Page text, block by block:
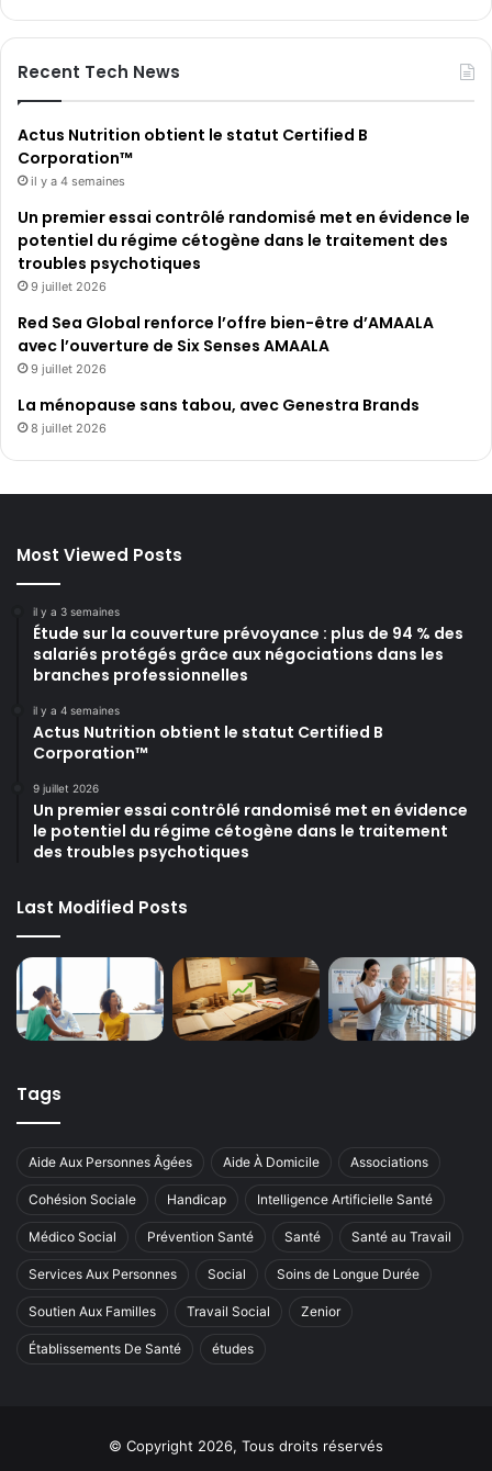
Recent Tech News
Actus Nutrition obtient le statut Certified B
Corporation™
il y a 4 semaines
Un premier essai contrôlé randomisé met en évidence le
potentiel du régime cétogène dans le traitement des
troubles psychotiques
9 juillet 2026
Red Sea Global renforce l’offre bien-être d’AMAALA
avec l’ouverture de Six Senses AMAALA
9 juillet 2026
La ménopause sans tabou, avec Genestra Brands
8 juillet 2026
Most Viewed Posts
il y a 3 semaines
Étude sur la couverture prévoyance : plus de 94 % des
salariés protégés grâce aux négociations dans les
branches professionnelles
il y a 4 semaines
Actus Nutrition obtient le statut Certified B
Corporation™
9 juillet 2026
Un premier essai contrôlé randomisé met en évidence
le potentiel du régime cétogène dans le traitement
des troubles psychotiques
Last Modified Posts
Tags
Aide Aux Personnes Âgées Aide À Domicile Associations
Cohésion Sociale Handicap Intelligence Artificielle Santé
Médico Social Prévention Santé Santé Santé au Travail
Services Aux Personnes Social Soins de Longue Durée
Soutien Aux Familles Travail Social Zenior
Établissements De Santé études
© Copyright 2026, Tous droits réservés